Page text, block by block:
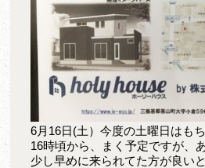
6月16日(土）今度の土曜日はもち
16時頃から、まく予定ですが、
少し早めに来られてた方が良いと